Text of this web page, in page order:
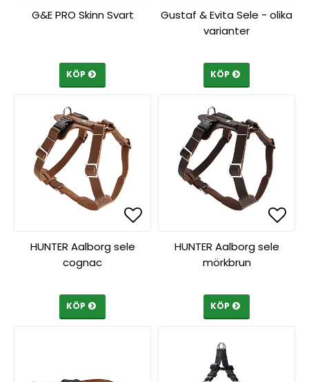
Lägg till i
Lägg till i
G&E PRO Skinn Svart
KÖP
Gustaf & Evita Sele - olika
varianter
KÖP
Lägg till i
Lägg till i
HUNTER Aalborg sele
cognac
KÖP
HUNTER Aalborg sele
mörkbrun
KÖP